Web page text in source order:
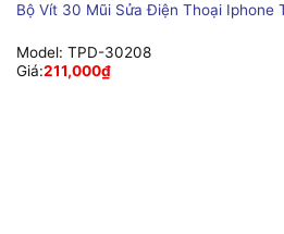
Bộ Vít 30 Mũi Sửa Điện Thoại Iphone
Model: TPD-30208
Giá:211,000₫